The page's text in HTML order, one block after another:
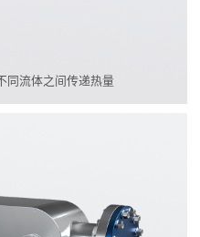
同流体之间传递热量